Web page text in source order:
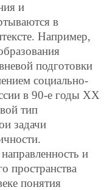
и
в
Например,
подготовки
социально-
в 90-е годы ХХ
тип
задачи
и
пространства
понятия